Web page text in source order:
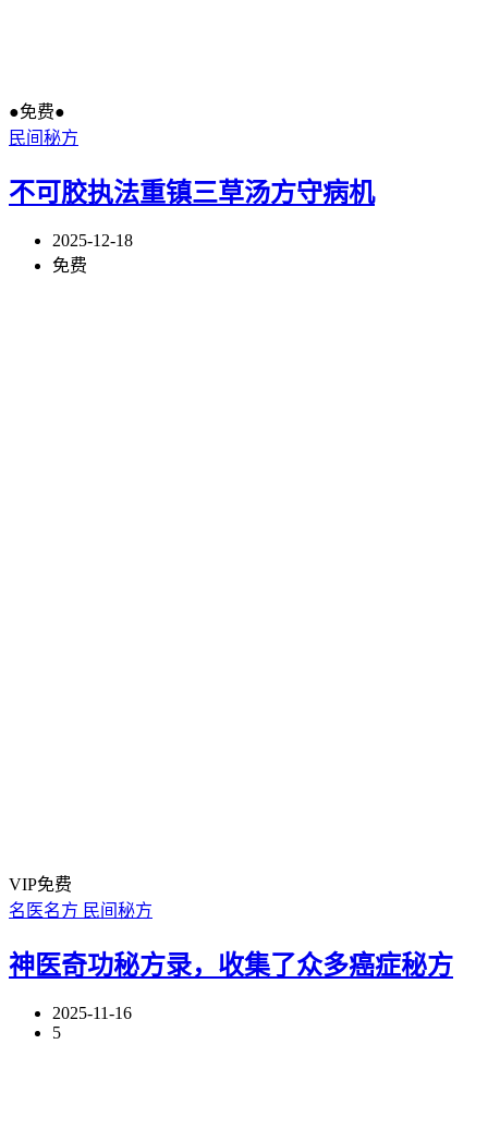
●免费●
民间秘方
不可胶执法重镇三草汤方守病机
2025-12-18
免费
VIP免费
名医名方 民间秘方
神医奇功秘方录，收集了众多癌症秘方
2025-11-16
5